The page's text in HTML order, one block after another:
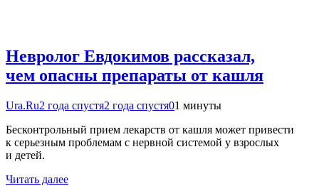
Невролог Евдокимов рассказал,
чем опасны препараты от кашля
Ura.Ru2 года спустя2 года спустя01 минуты
Бесконтрольный прием лекарств от кашля может привести
к серьезным проблемам с нервной системой у взрослых
и детей.
Читать далее